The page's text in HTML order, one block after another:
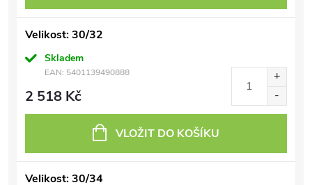
Velikost: 30/32
Skladem
EAN: 5401139490888
2 518 Kč
VLOŽIT DO KOŠÍKU
Velikost: 30/34